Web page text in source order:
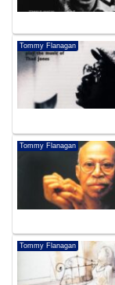
Tommy Flanagan
Tommy Flanagan
Tommy Flanagan